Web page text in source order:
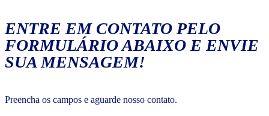
ENTRE EM CONTATO PELO
FORMULÁRIO ABAIXO E ENVIE
SUA MENSAGEM!
Preencha os campos e aguarde nosso contato.